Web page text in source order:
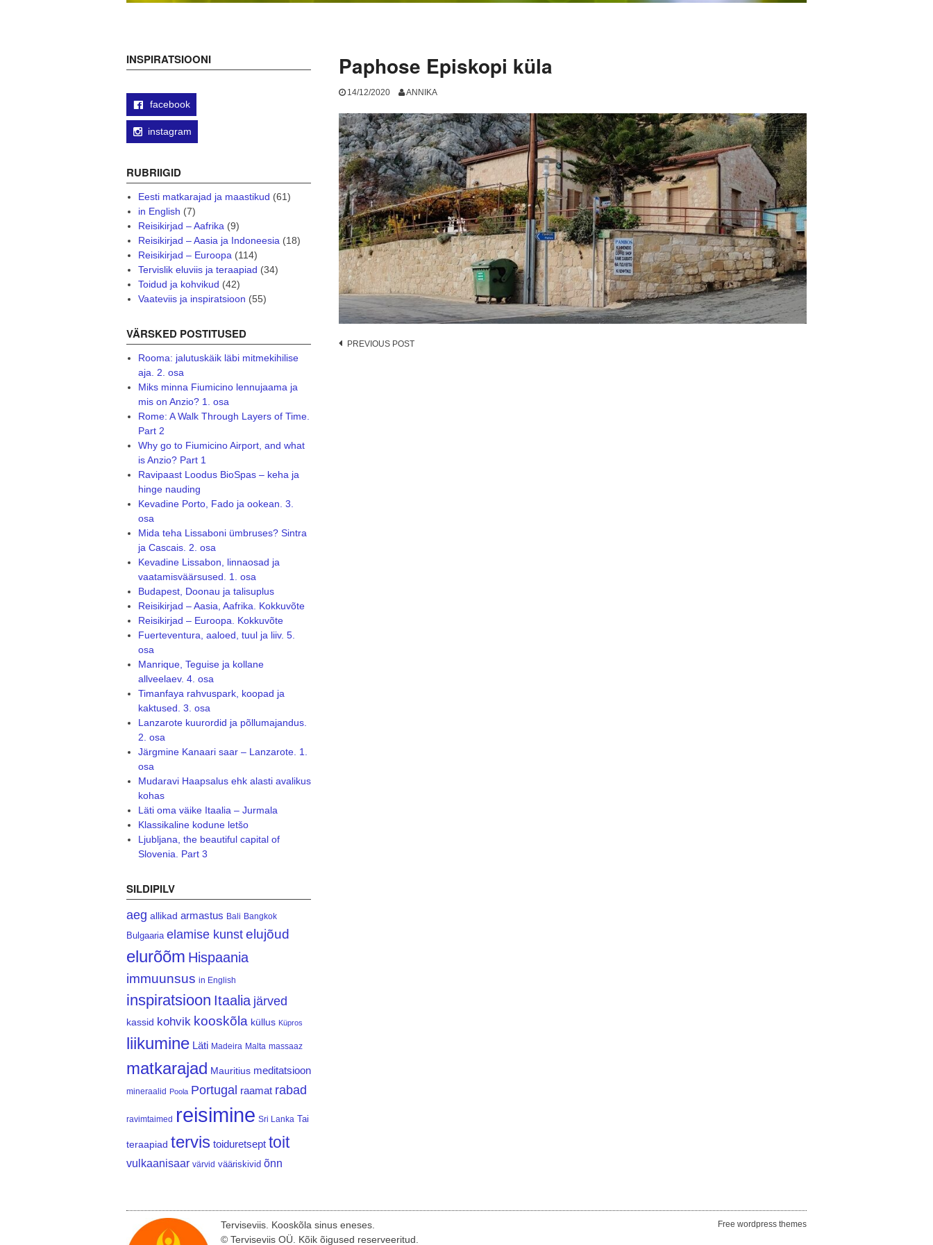
Paphose Episkopi küla
14/12/2020 ANNIKA
Post
PREVIOUS POST
INSPIRATSIOONI
facebook
instagram
RUBRIIGID
Eesti matkarajad ja maastikud (61)
in English (7)
Reisikirjad – Aafrika(9)
Reisikirjad – Aasia ja Indoneesia(18)
Reisikirjad – Euroopa(114)
Tervislik eluviis ja teraapiad (34)
Toidud ja kohvikud (42)
Vaateviis ja inspiratsioon (55)
VÄRSKED POSTITUSED
Rooma: jalutuskäik läbi mitmekihilise
aja. 2. osa
Miks minna Fiumicino lennujaama ja
mis on Anzio? 1. osa
Rome: A Walk Through Layers of Time.
Part 2
Why go to Fiumicino Airport, and what
is Anzio? Part 1
Ravipaast Loodus BioSpas – keha ja
hinge nauding
Kevadine Porto, Fado ja ookean. 3.
osa
Mida teha Lissaboni ümbruses? Sintra
ja Cascais. 2. osa
Kevadine Lissabon, linnaosad ja
vaatamisväärsused. 1. osa
Budapest, Doonau ja talisuplus
Reisikirjad – Aasia, Aafrika. Kokkuvõte
Reisikirjad – Euroopa. Kokkuvõte
Fuerteventura, aaloed, tuul ja liiv. 5.
osa
Manrique, Teguise ja kollane
allveelaev. 4. osa
Timanfaya rahvuspark, koopad ja
kaktused. 3. osa
Lanzarote kuurordid ja põllumajandus.
2. osa
Järgmine Kanaari saar – Lanzarote. 1.
osa
Mudaravi Haapsalus ehk alasti avalikus
kohas
Läti oma väike Itaalia – Jurmala
Klassikaline kodune letšo
Ljubljana, the beautiful capital of
Slovenia. Part 3
SILDIPILV
aeg allikad armastus Bali Bangkok
Bulgaaria elamise kunst elujõud
elurõõm Hispaania
immuunsus in English
inspiratsioon Itaalia järved
kassid kohvik kooskõla küllus Küpros
liikumine Läti Madeira Malta massaaz
matkarajad Mauritius meditatsioon
mineraalid Poola Portugal raamat rabad
ravimtaimed reisimine Sri Lanka Tai
teraapiad tervis toiduretsept toit
vulkaanisaar värvid vääriskivid õnn
Terviseviis. Kooskõla sinus eneses.
© Terviseviis OÜ. Kõik õigused reserveeritud.
Free wordpress themes